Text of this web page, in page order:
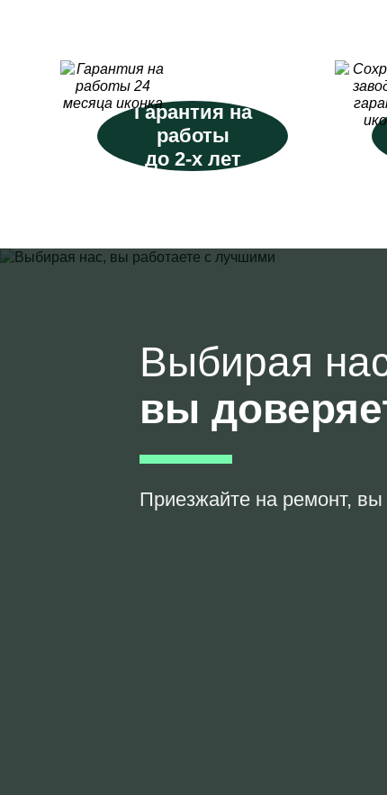
Гарантия на
работы
до 2-х лет
Выбирая
вы
Приезжайте на ремонт,